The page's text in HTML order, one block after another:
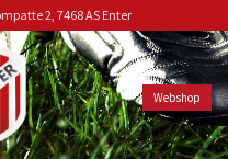
2, 7468 AS Enter
Webshop